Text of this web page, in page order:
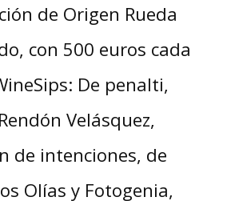
de Origen Rueda
con 500 euros cada
De penalti,
Velásquez,
de intenciones, de
Olías y Fotogenia,